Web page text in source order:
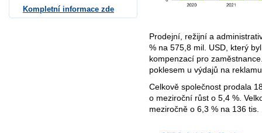
Prodejní, režijní a
% na 575,8 mil. USD, který
kompenzací pro
poklesem u výdajů na
Celkově společnost prodala
o meziroční růst o 5,4 %.
meziročně o 6,3 % na 136 tis.
Kompletní informace zde